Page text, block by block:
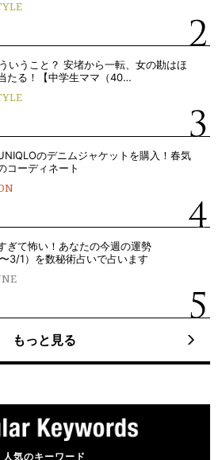
いうこと？ 安堵から一転、女の勘はほ
たる！【中学生ママ（40…
のデニムジャケットを購入！春気
コーディネート
ぎて怖い！あなたの今週の運勢
3/1）を数秘術占いで占います
もっと見る
人気のキーワード